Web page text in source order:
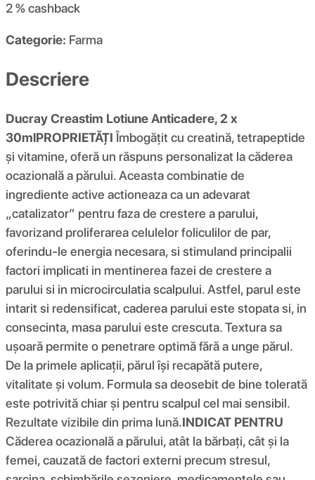
2 %cashback
Categorie: Farma
Descriere
Ducray Creastim Lotiune Anticadere, 2 x
30mlPROPRIETĂȚIÎmbogățit cu creatină, tetrapeptide
și vitamine, oferă un răspuns personalizat la căderea
ocazională a părului. Aceasta combinatie de
ingrediente active actioneaza ca un adevarat
„catalizator” pentru faza de crestere a parului,
favorizand proliferarea celulelor foliculilor de par,
oferindu-le energia necesara, si stimuland principalii
factori implicati in mentinerea fazei de crestere a
parului si in microcirculatia scalpului. Astfel, parul este
intarit si redensificat, caderea parului este stopata si, in
consecinta, masa parului este crescuta. Textura sa
ușoară permite o penetrare optimă fără a unge părul.
De la primele aplicații, părul își recapătă putere,
vitalitate și volum. Formula sa deosebit de bine tolerată
este potrivită chiar și pentru scalpul cel mai sensibil.
Rezultate vizibile din prima lună.INDICAT PENTRU
Căderea ocazională a părului, atât la bărbați, cât și la
femei, cauzată de factori externi precum stresul,